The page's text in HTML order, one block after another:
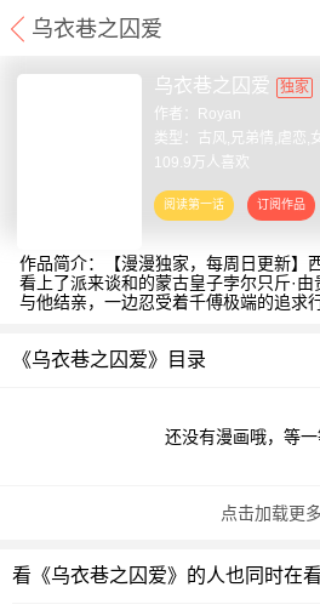
乌衣巷之囚爱
乌衣巷之囚爱
独家
作者：
Royan
类型：古风,兄弟情,虐恋,
109.9万人喜欢
作品简介：【漫漫独家，每周日更新】
看上了派来谈和的蒙古皇子孛尔只斤·
与他结亲，一边忍受着千傅极端的追求
《乌衣巷之囚爱》目录
还没有漫画哦，等
点击加载更多
看《乌衣巷之囚爱》的人也同时在